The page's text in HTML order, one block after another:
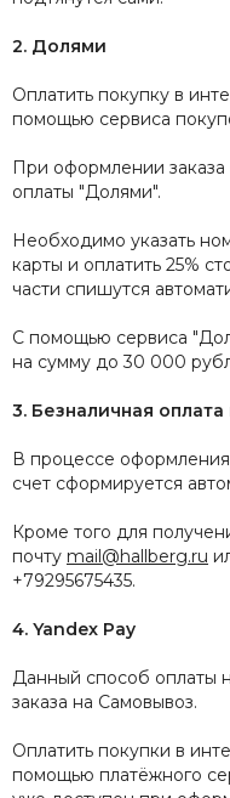
2. Долями
Оплатить покупку в
помощью сервиса
При оформлении
оплаты "Долями".
Необходимо указать
карты и оплатить 25%
части спишутся
С помощью сервиса
на сумму до 30 000
3. Безналичная
В процессе
счет сформируется
Кроме того для
почту mail@hallberg.ru
+79295675435.
4. Yandex Pay
Данный способ оплаты
заказа на Самовывоз.
Оплатить покупки в
помощью платёжного